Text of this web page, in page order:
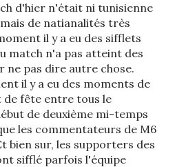
d'hier n'était ni tunisienne
de natianalités très
il y a eu des sifflets
match n'a pas atteint des
ne pas dire autre chose.
il y a eu des moments de
de fête entre tous le
de deuxième mi-temps
les commentateurs de M6
bien sur, les supporters des
sifflé parfois l'équipe